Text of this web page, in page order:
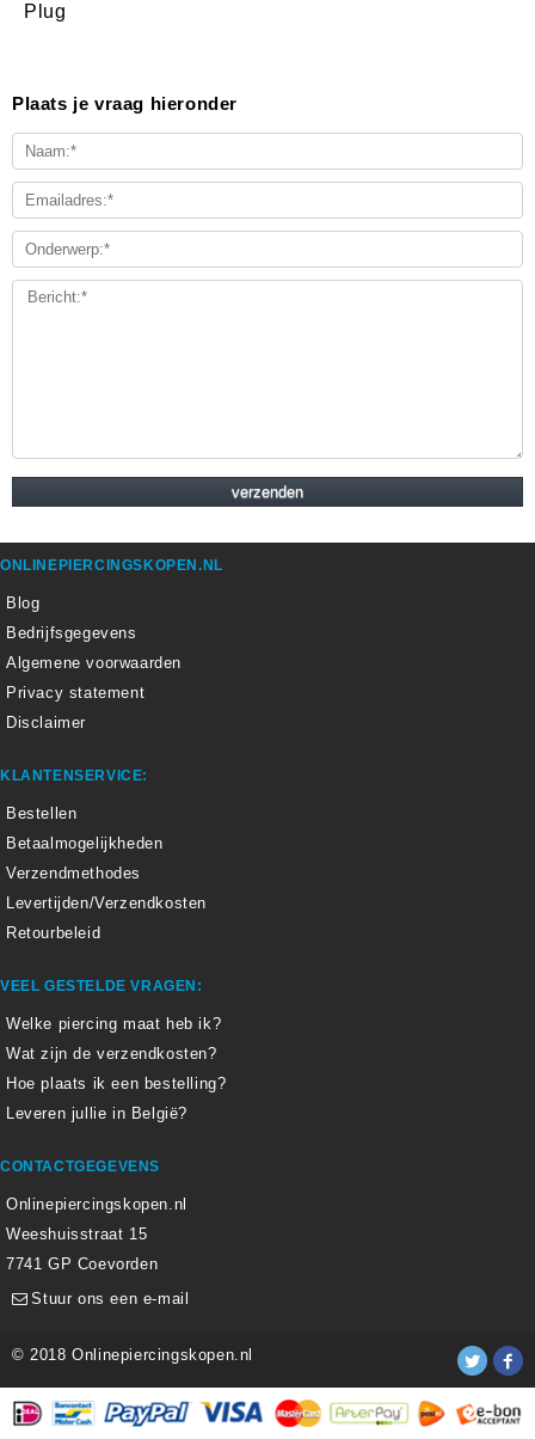
Plug
Plaats je vraag hieronder
ONLINEPIERCINGSKOPEN.NL
Blog
Bedrijfsgegevens
Algemene voorwaarden
Privacy statement
Disclaimer
KLANTENSERVICE:
Bestellen
Betaalmogelijkheden
Verzendmethodes
Levertijden/Verzendkosten
Retourbeleid
VEEL GESTELDE VRAGEN:
Welke piercing maat heb ik?
Wat zijn de verzendkosten?
Hoe plaats ik een bestelling?
Leveren jullie in België?
CONTACTGEGEVENS
Onlinepiercingskopen.nl
Weeshuisstraat 15
7741 GP Coevorden
Stuur ons een e-mail
© 2018 Onlinepiercingskopen.nl